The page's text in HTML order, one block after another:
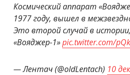
Космический аппарат
1977 году, вышел в
Это второй случай в
«Вояджер-1»pic.twitter.com/
— Лентач (@oldLentach) 10